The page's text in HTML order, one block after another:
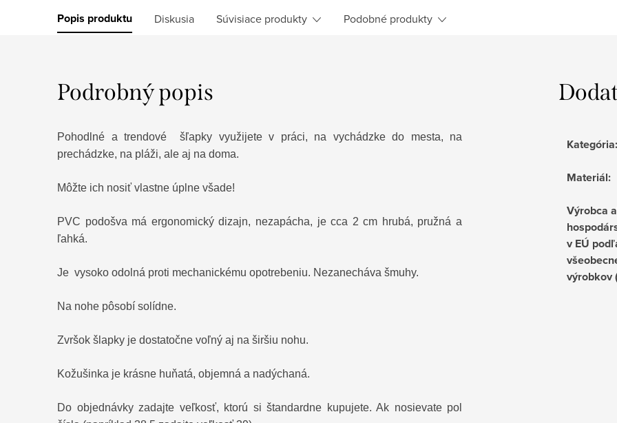
Popis produktu Diskusia Súvisiace produkty Podobné produkty
Podrobný popis
Pohodlné a trendové šľapky využijete v práci, na vychádzke do mesta, na
prechádzke, na pláži, ale aj na doma.
Môžte ich nosiť vlastne úplne všade!
PVC podošva má ergonomický dizajn, nezapácha, je cca 2 cm hrubá, pružná a
ľahká.
Je vysoko odolná proti mechanickému opotrebeniu. Nezanecháva šmuhy.
Na nohe pôsobí solídne.
Zvršok šlapky je dostatočne voľný aj na širšiu nohu.
Kožušinka je krásne huňatá, objemná a nadýchaná.
Do objednávky zadajte veľkosť, ktorú si štandardne kupujete. Ak nosievate pol
Kategória:
Materiál:
Výrobca
v EÚ
výrobkov